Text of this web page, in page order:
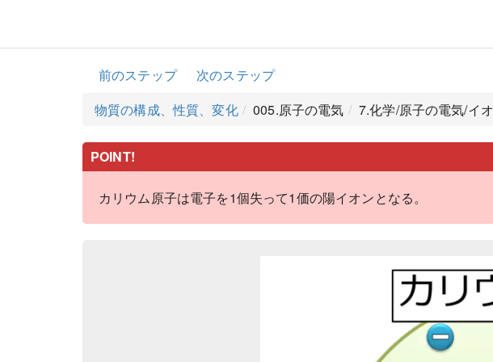
前のステップ
次のステップ
物質の構成、性質、変化
005.原子の電気 7.化学/原子の電気/イ
POINT!
カリウム原子は電子を1個失って1価の陽イオンとなる。